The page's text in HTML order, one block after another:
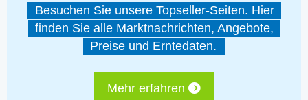
Besuchen Sie unsere Topseller-Seiten. Hier
finden Sie alle Marktnachrichten, Angebote,
Preise und Erntedaten.
Mehr erfahren